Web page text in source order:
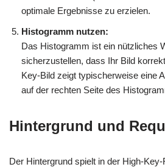
optimale Ergebnisse zu erzielen.
Histogramm nutzen:
Das Histogramm ist ein nützliches
sicherzustellen, dass Ihr Bild
Key-Bild zeigt typischerweise eine
auf der rechten Seite des
Hintergrund und
Der Hintergrund spielt in der High-